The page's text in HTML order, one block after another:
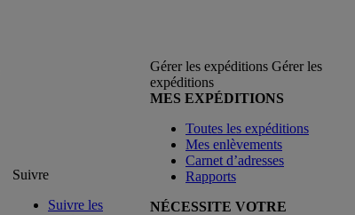
Suivre
Suivre les
Gérer les expéditions Gérer les
expéditions
MES EXPÉDITIONS
Toutes les expéditions
Mes enlèvements
Carnet d’adresses
Rapports
NÉCESSITE VOTRE